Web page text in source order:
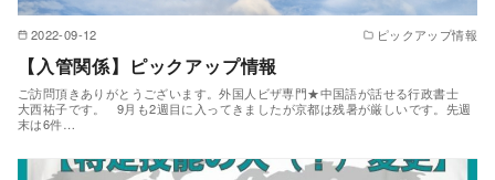
2022-09-12 ピックアップ情報
【入管関係】ピックアップ情報
ご訪問頂きありがとうございます。外国人ビザ専門★中国語が話せる行政書士
大西祐子です。 9月も2週目に入ってきましたが京都は残暑が厳しいです。先週
末は6件…